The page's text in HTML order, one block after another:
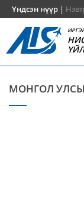
Үндсэн нүүр |
МОНГОЛ